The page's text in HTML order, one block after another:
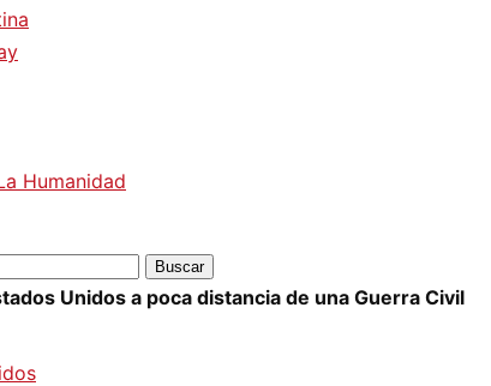
Humanidad
Unidos a poca distancia de una Guerra Civil